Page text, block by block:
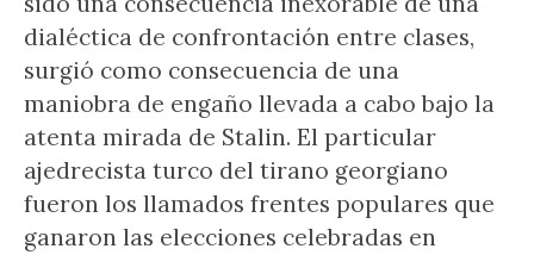
dialéctica de confrontación entre clases,
surgió como consecuencia de una
maniobra de engaño llevada a cabo bajo la
atenta mirada de Stalin. El particular
ajedrecista turco del tirano georgiano
fueron los llamados frentes populares que
ganaron las elecciones celebradas en